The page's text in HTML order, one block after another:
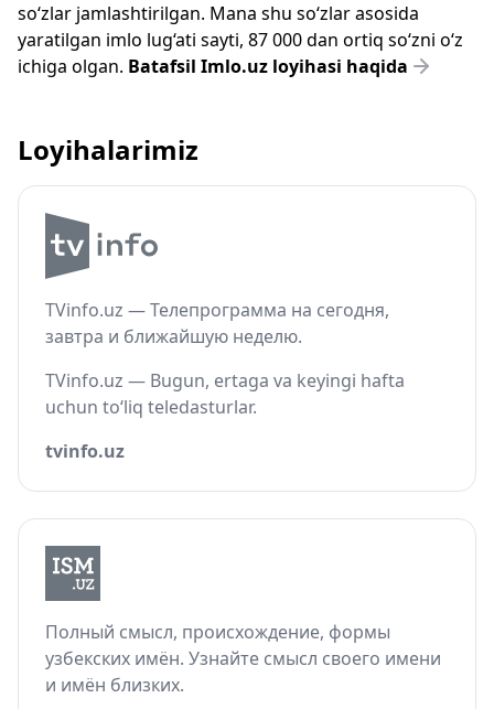
so‘zlar jamlashtirilgan. Mana shu so‘zlar asosida
yaratilgan imlo lug‘ati sayti, 87 000 dan ortiq so‘zni o‘z
ichiga olgan. Batafsil Imlo.uz loyihasi haqida
Loyihalarimiz
TVinfo.uz — Телепрограмма на сегодня,
завтра и ближайшую неделю.
TVinfo.uz — Bugun, ertaga va keyingi hafta
uchun to‘liq teledasturlar.
tvinfo.uz
Полный смысл, происхождение, формы
узбекских имён. Узнайте смысл своего имени
и имён близких.